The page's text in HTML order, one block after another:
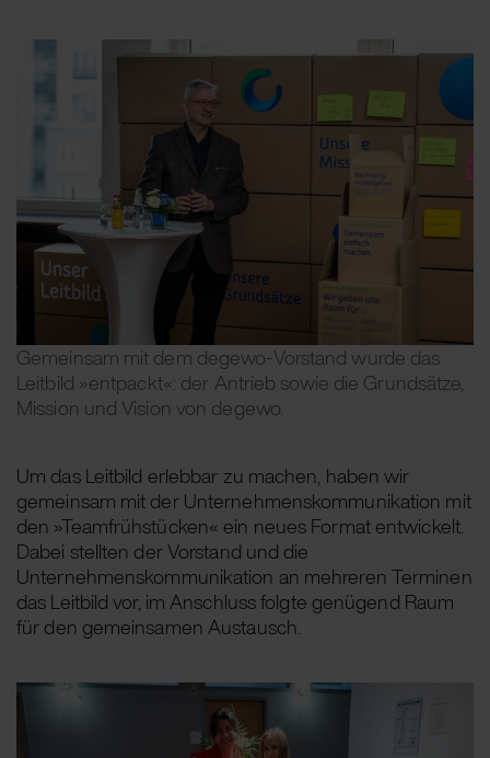
Gemeinsam mit dem degewo-Vorstand wurde das
Leitbild »entpackt«: der Antrieb sowie die Grundsätze,
Mission und Vision von degewo.
Um das Leitbild erlebbar zu machen, haben wir
gemeinsam mit der Unternehmenskommunikation mit
den »Teamfrühstücken« ein neues Format entwickelt.
Dabei stellten der Vorstand und die
Unternehmenskommunikation an mehreren Terminen
das Leitbild vor, im Anschluss folgte genügend Raum
für den gemeinsamen Austausch.